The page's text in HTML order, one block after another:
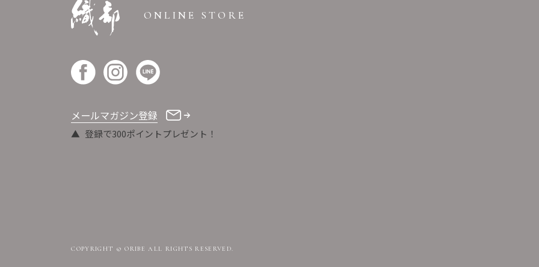
ONLINE STORE
メールマガジン登録
登録で300ポイントプレゼント！
COPYRIGHT © ORIBE ALL RIGHTS RESERVED.